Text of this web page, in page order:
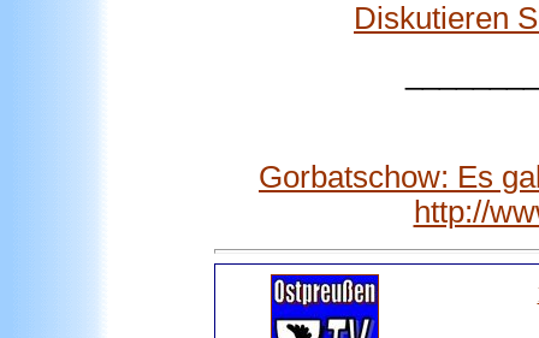
Diskutieren
Gorbatschow: Es
http://